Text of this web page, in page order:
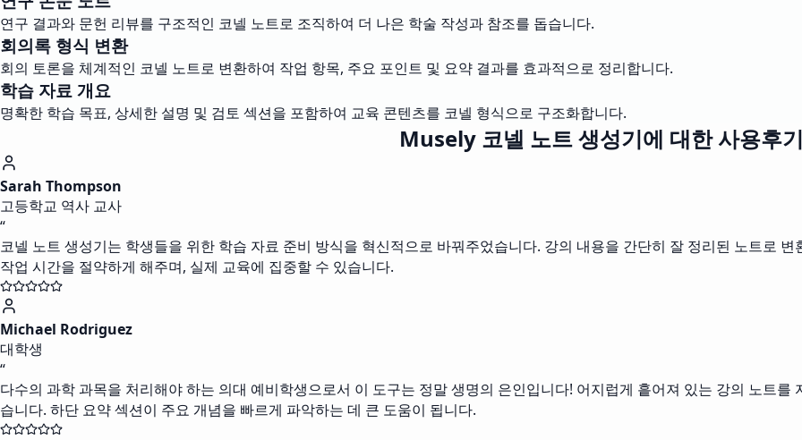
연구 결과와 문헌 리뷰를 구조적인 코넬 노트로 조직하여 더 나은 학술 작성과 참조를 돕습니다.
회의록 형식 변환
회의 토론을 체계적인 코넬 노트로 변환하여 작업 항목, 주요 포인트 및 요약 결과를 효과적으로 정리합니다.
학습 자료 개요
명확한 학습 목표, 상세한 설명 및 검토 섹션을 포함하여 교육 콘텐츠를 코넬 형식으로 구조화합니다.
Musely 코넬 노트 생성기에 대한 사용후
Sarah Thompson
고등학교 역사 교사
“
코넬 노트 생성기는 학생들을 위한 학습 자료 준비 방식을 혁신적으로 바꿔주었습니다. 강의 내용을 간단히 잘 정리된 노트로
작업 시간을 절약하게 해주며, 실제 교육에 집중할 수 있습니다.
Michael Rodriguez
대학생
“
다수의 과학 과목을 처리해야 하는 의대 예비학생으로서 이 도구는 정말 생명의 은인입니다! 어지럽게 흩어져 있는 강의 노트
습니다. 하단 요약 섹션이 주요 개념을 빠르게 파악하는 데 큰 도움이 됩니다.